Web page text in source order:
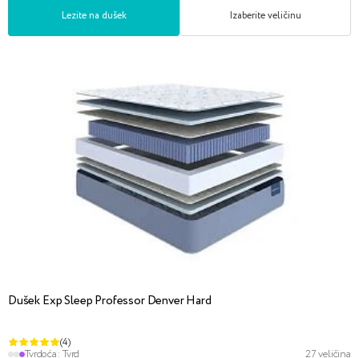
Lezite na dušek Izaberite veličinu
Dušek Exp Sleep Professor Denver Hard
(4)
Tvrdoća:Tvrd 27 veličina